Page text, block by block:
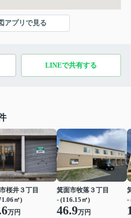
アプリで見る
LINEで共有する
桜井３丁目
㎡)
万円
箕面市牧落３丁目
- (116.15㎡)
46.9万円
-